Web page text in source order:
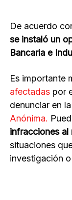
De acuerdo
se instaló un
Bancaria e
Es importante
afectadas por
denunciar en
Anónima.
infracciones al
situaciones
investigación